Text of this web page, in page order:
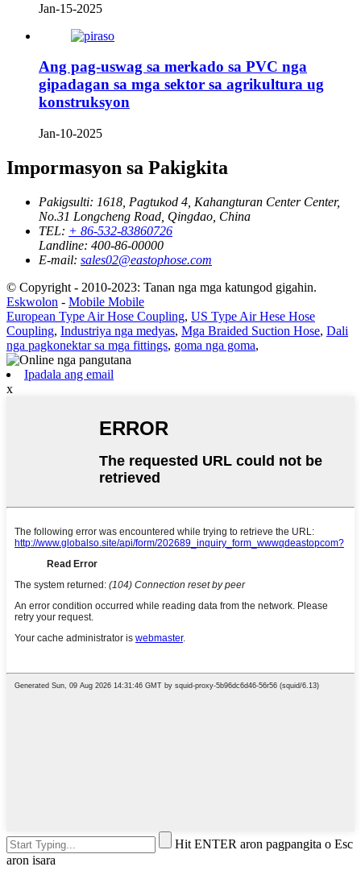
Jan-15-2025
Ang pag-uswag sa merkado sa PVC nga
gipadagan sa mga sektor sa agrikultura ug
konstruksyon
Jan-10-2025
Impormasyon sa Pakigkita
Pakigsulti: 1618, Pagtukod 4, Kahangturan Center Center,
No.31 Longcheng Road, Qingdao, China
TEL: + 86-532-83860726
Landline: 400-86-00000
E-mail: sales02@eastophose.com
© Copyright - 2010-2023: Tanan nga mga katungod gigahin.
Eskwolon - Mobile Mobile
European Type Air Hose Coupling, US Type Air Hese Hose
Coupling, Industriya nga medyas, Mga Braided Suction Hose, Dali
nga pagkonektar sa mga fittings, goma nga goma,
Ipadala ang email
x
Hit ENTER aron pagpangita o Esc
aron isara